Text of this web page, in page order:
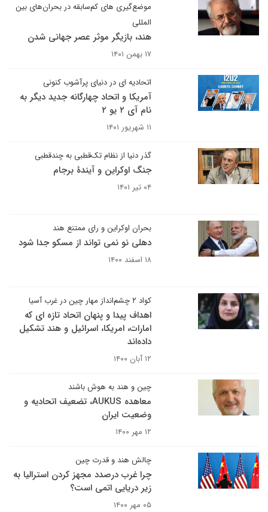
موضع‌گیری های کم‌سابقه در بحران‌های بین
المللی
هند، بازیگر موثر عصر جهانی شدن
۱۷ بهمن ۱۴۰۱
اتحادیه ای در دنیای پرآشوب کنونی
آمریکا و اتحاد چهارگانه جدید دیگر به
نام آی ۲ یو ۲
۱۱ شهریور ۱۴۰۱
گذر دنیا از نظام تک‌قطبی به چندقطبی
جنگ اوکراین و آیندۀ برجام
۰۴ تیر ۱۴۰۱
بحران اوکراین و رای ممتنع هند
دهلی نو نمی تواند از مسکو جدا شود
۱۸ اسفند ۱۴۰۰
کواد ۲ چشم‌انداز مهار چین در غرب آسیا
اهداف پیدا و پنهان اتحاد تازه ای که
امارات، امریکا، اسرائیل و هند تشکیل
داده‌اند
۱۲ آبان ۱۴۰۰
چین و هند به هوش باشند
معاهده AUKUS، تضعیف اتحادیه و
وضعیت ایران
۱۲ مهر ۱۴۰۰
چالش هند و قدرت چین
چرا غرب درصدد مجهز کردن استرالیا به
زیر دریایی اتمی است؟
۰۵ مهر ۱۴۰۰